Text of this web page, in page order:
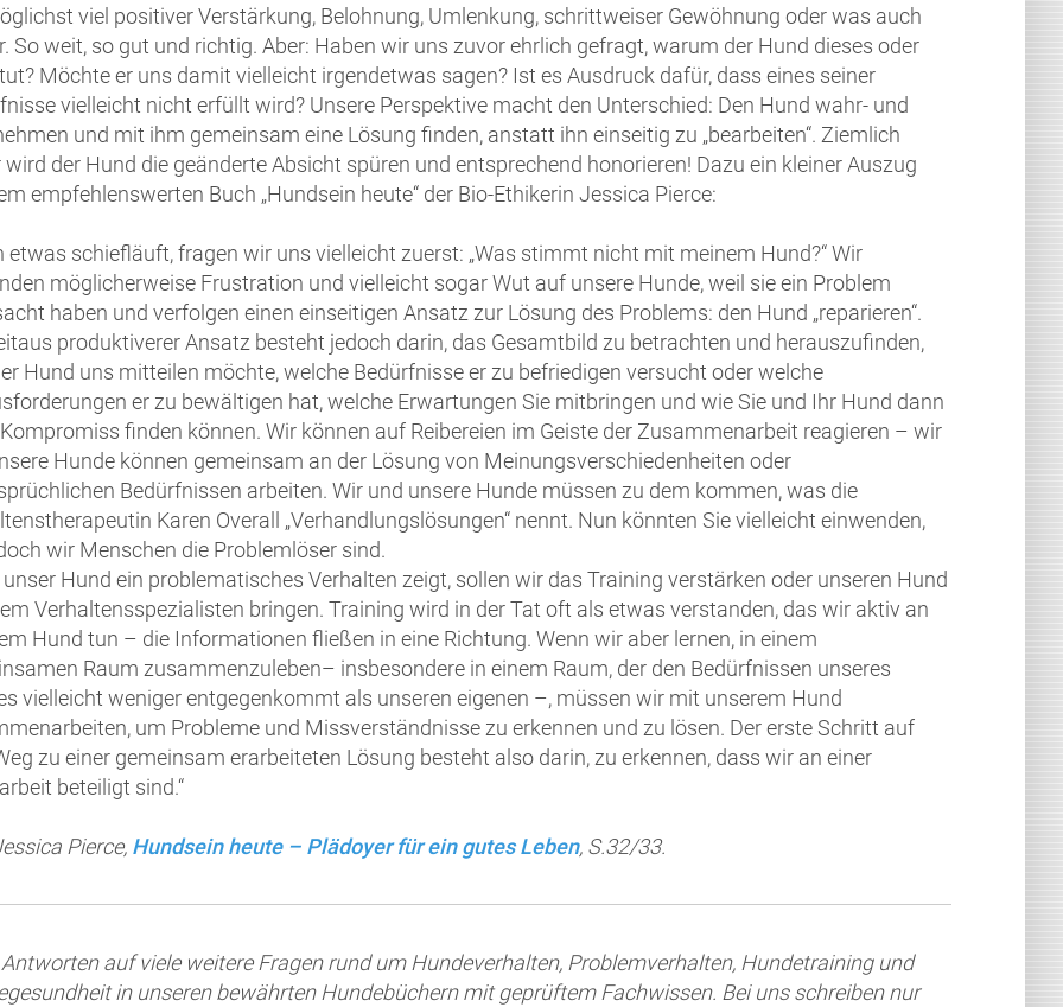
viel positiver Verstärkung, Belohnung, Umlenkung, schrittweiser Gewöhnung oder was auch
So weit, so gut und richtig. Aber: Haben wir uns zuvor ehrlich gefragt, warum der Hund dieses oder
Möchte er uns damit vielleicht irgendetwas sagen? Ist es Ausdruck dafür, dass eines seiner
vielleicht nicht erfüllt wird? Unsere Perspektive macht den Unterschied: Den Hund wahr- und
und mit ihm gemeinsam eine Lösung finden, anstatt ihn einseitig zu „bearbeiten“. Ziemlich
wird der Hund die geänderte Absicht spüren und entsprechend honorieren! Dazu ein kleiner Auszug
empfehlenswerten Buch „Hundsein heute“ der Bio-Ethikerin Jessica Pierce:
etwas schiefläuft, fragen wir uns vielleicht zuerst: „Was stimmt nicht mit meinem Hund?“ Wir
möglicherweise Frustration und vielleicht sogar Wut auf unsere Hunde, weil sie ein Problem
haben und verfolgen einen einseitigen Ansatz zur Lösung des Problems: den Hund „reparieren“.
produktiverer Ansatz besteht jedoch darin, das Gesamtbild zu betrachten und herauszufinden,
Hund uns mitteilen möchte, welche Bedürfnisse er zu befriedigen versucht oder welche
er zu bewältigen hat, welche Erwartungen Sie mitbringen und wie Sie und Ihr Hund dann
finden können. Wir können auf Reibereien im Geiste der Zusammenarbeit reagieren – wir
Hunde können gemeinsam an der Lösung von Meinungsverschiedenheiten oder
Bedürfnissen arbeiten. Wir und unsere Hunde müssen zu dem kommen, was die
Karen Overall „Verhandlungslösungen“ nennt. Nun könnten Sie vielleicht einwenden,
wir Menschen die Problemlöser sind.
Hund ein problematisches Verhalten zeigt, sollen wir das Training verstärken oder unseren Hund
Verhaltensspezialisten bringen. Training wird in der Tat oft als etwas verstanden, das wir aktiv an
Hund tun – die Informationen fließen in eine Richtung. Wenn wir aber lernen, in einem
Raum zusammenzuleben– insbesondere in einem Raum, der den Bedürfnissen unseres
vielleicht weniger entgegenkommt als unseren eigenen –, müssen wir mit unserem Hund
um Probleme und Missverständnisse zu erkennen und zu lösen. Der erste Schritt auf
zu einer gemeinsam erarbeiteten Lösung besteht also darin, zu erkennen, dass wir an einer
beteiligt sind.“
Pierce, Hundsein heute – Plädoyer für ein gutes Leben, S.32/33.
auf viele weitere Fragen rund um Hundeverhalten, Problemverhalten, Hundetraining und
in unseren bewährten Hundebüchern mit geprüftem Fachwissen. Bei uns schreiben nur